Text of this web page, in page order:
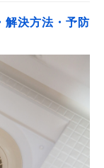
解決方法・予防